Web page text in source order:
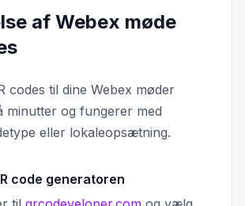
af Webex møde
codes til dine Webex møder
minutter og fungerer med
eller lokaleopsætning.
code generatoren